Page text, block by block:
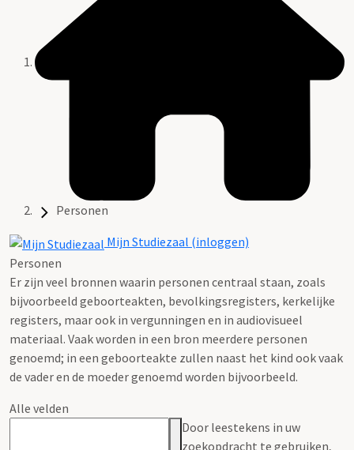
Personen
Mijn Studiezaal (inloggen)
Personen
Er zijn veel bronnen waarin personen centraal staan, zoals
bijvoorbeeld geboorteakten, bevolkingsregisters, kerkelijke
registers, maar ook in vergunningen en in audiovisueel
materiaal. Vaak worden in een bron meerdere personen
genoemd; in een geboorteakte zullen naast het kind ook vaak
de vader en de moeder genoemd worden bijvoorbeeld.
Alle velden
Door leestekens in uw
zoekopdracht te gebruiken,